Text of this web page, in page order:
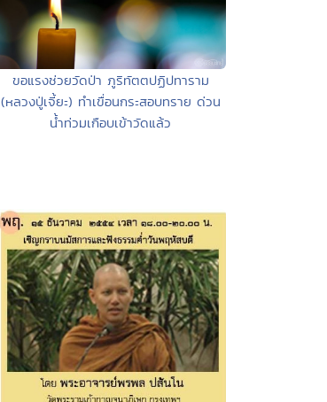
ขอแรงช่วยวัดป่า ภูริทัตตปฏิปทาราม
(หลวงปู่เจี้ยะ) ทำเขื่อนกระสอบทราย ด่วน
น้ำท่วมเกือบเข้าวัดแล้ว